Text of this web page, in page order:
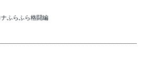
ナふらふら格闘編